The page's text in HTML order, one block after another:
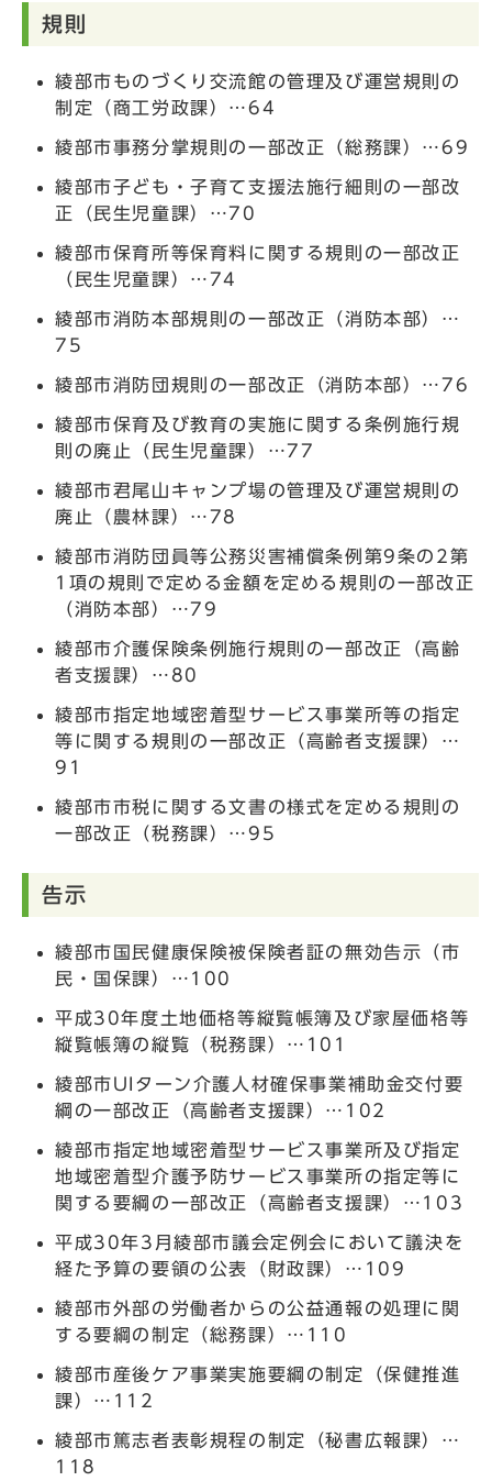
規則
綾部市ものづくり交流館の管理及び運営規則の
制定（商工労政課）…64
綾部市事務分掌規則の一部改正（総務課）…69
綾部市子ども・子育て支援法施行細則の一部改
正（民生児童課）…70
綾部市保育所等保育料に関する規則の一部改正
（民生児童課）…74
綾部市消防本部規則の一部改正（消防本部）…
75
綾部市消防団規則の一部改正（消防本部）…76
綾部市保育及び教育の実施に関する条例施行規
則の廃止（民生児童課）…77
綾部市君尾山キャンプ場の管理及び運営規則の
廃止（農林課）…78
綾部市消防団員等公務災害補償条例第9条の2第
1項の規則で定める金額を定める規則の一部改正
（消防本部）…79
綾部市介護保険条例施行規則の一部改正（高齢
者支援課）…80
綾部市指定地域密着型サービス事業所等の指定
等に関する規則の一部改正（高齢者支援課）…
91
綾部市市税に関する文書の様式を定める規則の
一部改正（税務課）…95
告示
綾部市国民健康保険被保険者証の無効告示（市
民・国保課）…100
平成30年度土地価格等縦覧帳簿及び家屋価格等
縦覧帳簿の縦覧（税務課）…101
綾部市UIターン介護人材確保事業補助金交付要
綱の一部改正（高齢者支援課）…102
綾部市指定地域密着型サービス事業所及び指定
地域密着型介護予防サービス事業所の指定等に
関する要綱の一部改正（高齢者支援課）…103
平成30年3月綾部市議会定例会において議決を
経た予算の要領の公表（財政課）…109
綾部市外部の労働者からの公益通報の処理に関
する要綱の制定（総務課）…110
綾部市産後ケア事業実施要綱の制定（保健推進
課）…112
綾部市篤志者表彰規程の制定（秘書広報課）…
118